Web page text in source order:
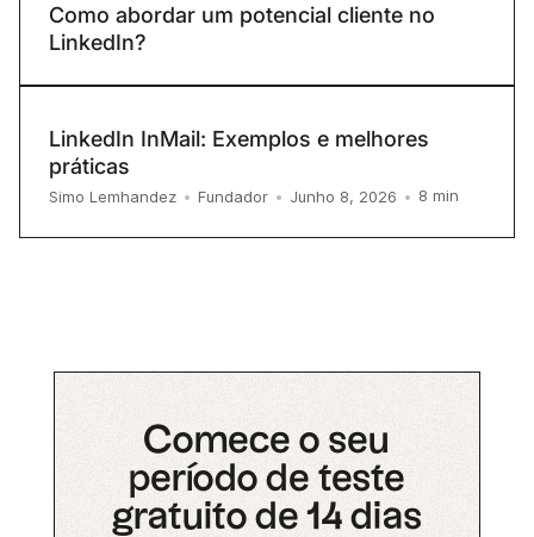
Como abordar um potencial cliente no
LinkedIn?
LinkedIn InMail: Exemplos e melhores
práticas
Simo Lemhandez • Fundador • Junho 8, 2026 • 8 min
Comece o seu
período de teste
gratuito de 14 dias